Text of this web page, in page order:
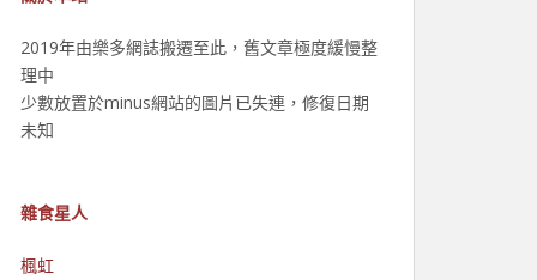
2019年由樂多網誌搬遷至此，舊文章極度緩慢整
理中
少數放置於minus網站的圖片已失連，修復日期
未知
雜食星人
楓虹